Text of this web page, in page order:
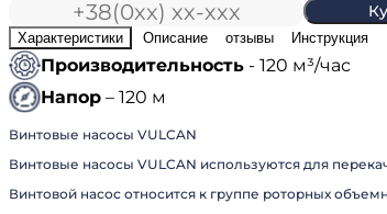
Характеристики Описание отзывы Инструкция
Производительность - 120 м³/час
Напор – 120 м
Винтовые насосы VULCAN
Винтовые насосы VULCAN используются для
Винтовой насос относится к группе роторных